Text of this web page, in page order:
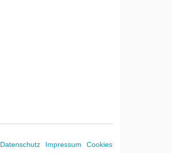
Datenschutz Impressum Cookies